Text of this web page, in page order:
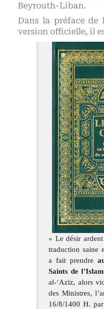
Beyrouth-Liban.
Dans la préface de
version officielle, il
« Le désir
traduction saine
a fait prendre
Saints de
al-‘Azïz, alors
des Ministres,
16/8/1400 H.